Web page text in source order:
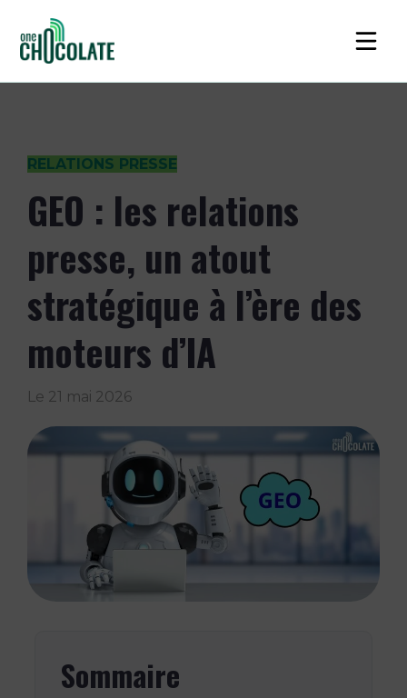
RELATIONS PRESSE
GEO : les relations
presse, un atout
stratégique à l’ère des
moteurs d’IA
Le 21 mai 2026
Sommaire